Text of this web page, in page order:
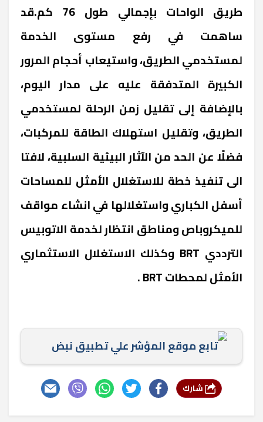
طريق الواحات بإجمالي طول 76 كم.قد
ساهمت في رفع مستوى الخدمة
لمستخدمي الطريق، واستيعاب أحجام المرور
الكبيرة المتدفقة عليه على مدار اليوم،
بالإضافة إلى تقليل زمن الرحلة لمستخدمي
الطريق، وتقليل استهلاك الطاقة للمركبات،
فضلًا عن الحد من الآثار البيئية السلبية، لافتا
الى تنفيذ خطة للاستغلال الأمثل للمساحات
أسفل الكباري واستغلالها في انشاء مواقف
للميكروباص ومناطق انتظار لخدمة الاتوبيس
الترددي BRT وكذلك الاستغلال الاستثماري
الأمثل لمحطات BRT .
تابع موقع المؤشر علي تطبيق نبض